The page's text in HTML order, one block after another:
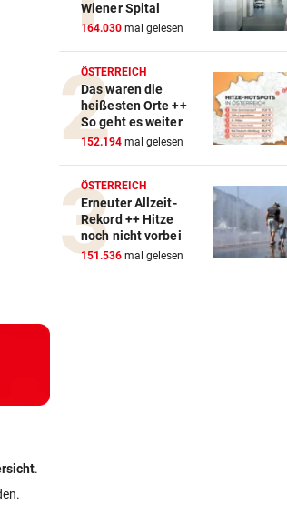
.
Rekord-Hitze umstellt
Wiener Spital
164.030 mal gelesen
ÖSTERREICH
Das waren die
heißesten Orte ++
So geht es weiter
152.194 mal gelesen
ÖSTERREICH
Erneuter Allzeit-
Rekord ++ Hitze
noch nicht vorbei
151.536 mal gelesen